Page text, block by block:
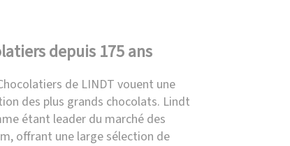
depuis 175 ans
de LINDT vouent une
des plus grands chocolats. Lindt
étant leader du marché des
offrant une large sélection de